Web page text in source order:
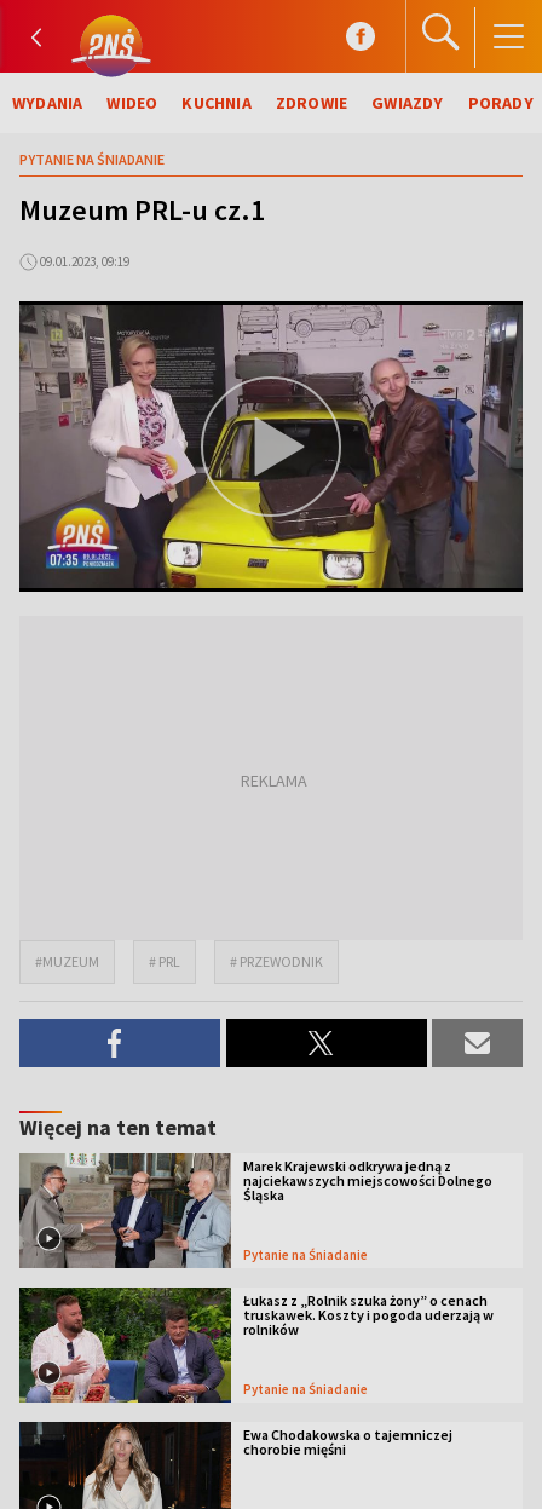
WYDANIA WIDEO KUCHNIA ZDROWIE GWIAZDY PORADY
PYTANIE NA ŚNIADANIE
Muzeum PRL-u cz.1
09.01.2023, 09:19
#MUZEUM # PRL # PRZEWODNIK
Więcej na ten temat
Marek Krajewski odkrywa jedną z
najciekawszych miejscowości Dolnego
Śląska
Pytanie na Śniadanie
Łukasz z „Rolnik szuka żony” o cenach
truskawek. Koszty i pogoda uderzają w
rolników
Pytanie na Śniadanie
Ewa Chodakowska o tajemniczej
chorobie mięśni